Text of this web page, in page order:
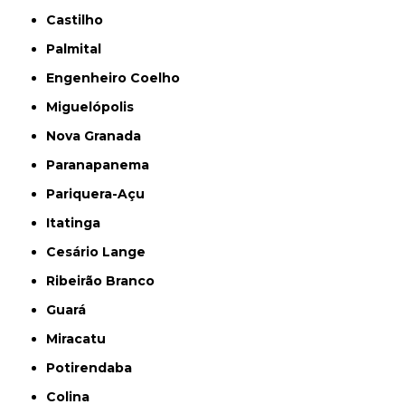
Castilho
Palmital
Engenheiro Coelho
Miguelópolis
Nova Granada
Paranapanema
Pariquera-Açu
Itatinga
Cesário Lange
Ribeirão Branco
Guará
Miracatu
Potirendaba
Colina